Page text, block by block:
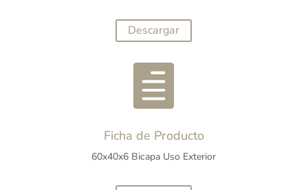
Descargar

Ficha de Producto
60x40x6 Bicapa Uso Exterior